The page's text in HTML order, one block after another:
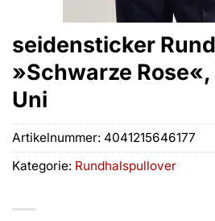
seidensticker
»Schwarze
Uni
Artikelnummer: 4041215646177
Kategorie: Rundhalspullover